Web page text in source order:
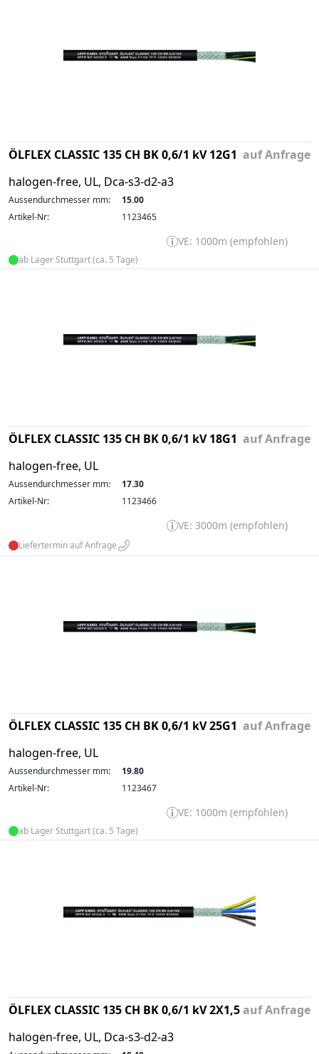
ÖLFLEX CLASSIC 135 CH BK 0,6/1 kV 12G1
halogen-free, UL, Dca-s3-d2-a3
auf Anfrage
Aussendurchmesser mm:
15.00
Artikel-Nr:
1123465
VE: 1000m (empfohlen)
ab Lager Stuttgart (ca. 5 Tage)
ÖLFLEX CLASSIC 135 CH BK 0,6/1 kV 18G1
halogen-free, UL
auf Anfrage
Aussendurchmesser mm:
17.30
Artikel-Nr:
1123466
VE: 3000m (empfohlen)
Liefertermin auf Anfrage
ÖLFLEX CLASSIC 135 CH BK 0,6/1 kV 25G1
halogen-free, UL
auf Anfrage
Aussendurchmesser mm:
19.80
Artikel-Nr:
1123467
VE: 1000m (empfohlen)
ab Lager Stuttgart (ca. 5 Tage)
ÖLFLEX CLASSIC 135 CH BK 0,6/1 kV 2X1,5
halogen-free, UL, Dca-s3-d2-a3
auf Anfrage